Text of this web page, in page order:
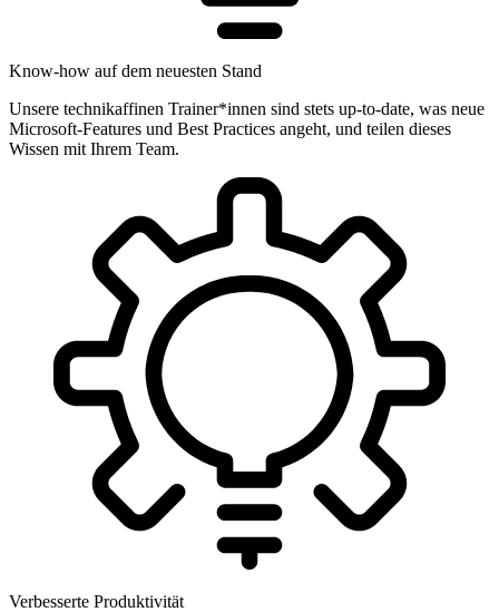
Know-how auf dem neuesten Stand
Unsere technikaffinen Trainer*innen sind stets up-to-date, was neue
Microsoft-Features und Best Practices angeht, und teilen dieses
Wissen mit Ihrem Team.
Verbesserte Produktivität